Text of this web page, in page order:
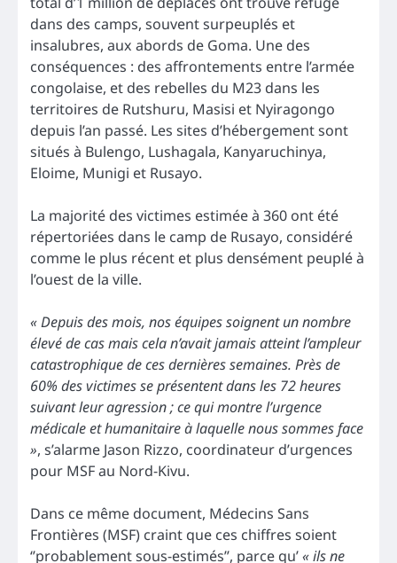
dans des camps, souvent surpeuplés et
insalubres, aux abords de Goma. Une des
conséquences : des affrontements entre l’armée
congolaise, et des rebelles du M23 dans les
territoires de Rutshuru, Masisi et Nyiragongo
depuis l’an passé. Les sites d’hébergement sont
situés à Bulengo, Lushagala, Kanyaruchinya,
Eloime, Munigi et Rusayo.
La majorité des victimes estimée à 360 ont été
répertoriées dans le camp de Rusayo, considéré
comme le plus récent et plus densément peuplé à
l’ouest de la ville.
« Depuis des mois, nos équipes soignent un nombre
élevé de cas mais cela n’avait jamais atteint l’ampleur
catastrophique de ces dernières semaines. Près de
60% des victimes se présentent dans les 72 heures
suivant leur agression ; ce qui montre l’urgence
médicale et humanitaire à laquelle nous sommes face
», s’alarme Jason Rizzo, coordinateur d’urgences
pour MSF au Nord-Kivu.
Dans ce même document, Médecins Sans
Frontières (MSF) craint que ces chiffres soient
‘’probablement sous-estimés’’, parce qu’« ils ne